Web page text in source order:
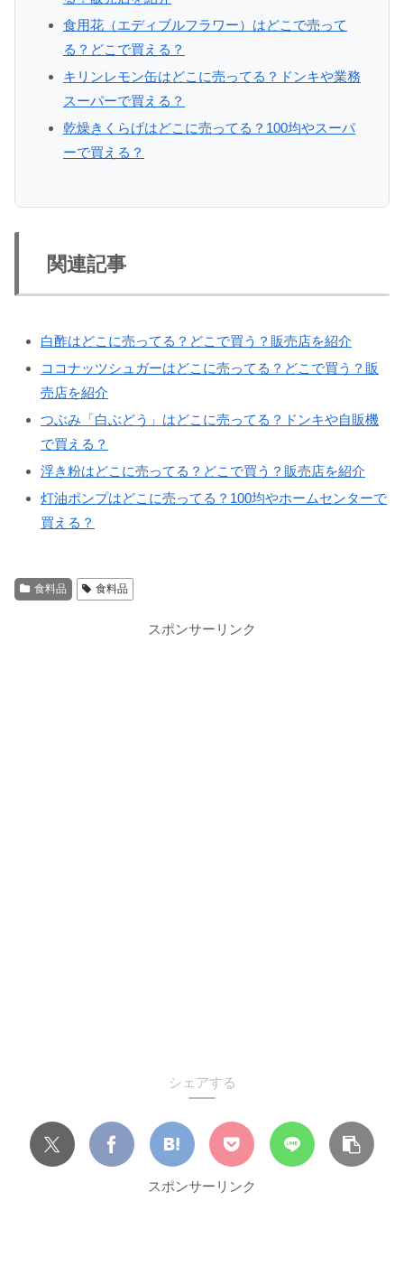
食用花（エディブルフラワー）はどこで売って
る？どこで買える？
キリンレモン缶はどこに売ってる？ドンキや業務
スーパーで買える？
乾燥きくらげはどこに売ってる？100均やスーパ
ーで買える？
関連記事
白酢はどこに売ってる？どこで買う？販売店を紹介
ココナッツシュガーはどこに売ってる？どこで買う？販
売店を紹介
つぶみ「白ぶどう」はどこに売ってる？ドンキや自販機
で買える？
浮き粉はどこに売ってる？どこで買う？販売店を紹介
灯油ポンプはどこに売ってる？100均やホームセンターで
買える？
食料品 食料品
スポンサーリンク
シェアする
スポンサーリンク